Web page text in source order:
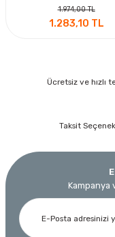
1.974,00 TL
1.283,10 TL
Ücretsiz ve hızlı
Taksit
Kampanya